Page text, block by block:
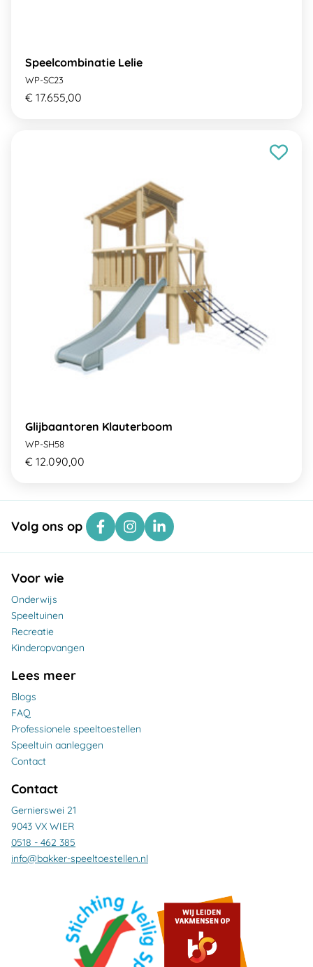
Speelcombinatie Lelie
WP-SC23
€ 17.655,00
Glijbaantoren Klauterboom
WP-SH58
€ 12.090,00
Volg ons op
Voor wie
Onderwijs
Speeltuinen
Recreatie
Kinderopvangen
Lees meer
Blogs
FAQ
Professionele speeltoestellen
Speeltuin aanleggen
Contact
Contact
Gernierswei 21
9043 VX WIER
0518 - 462 385
info@bakker-speeltoestellen.nl